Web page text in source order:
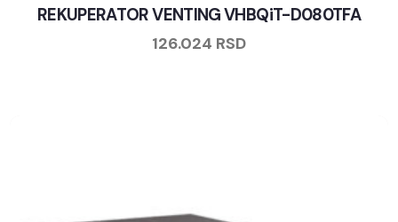
REKUPERATOR VENTING VHBQiT-D080TFA
126.024 RSD